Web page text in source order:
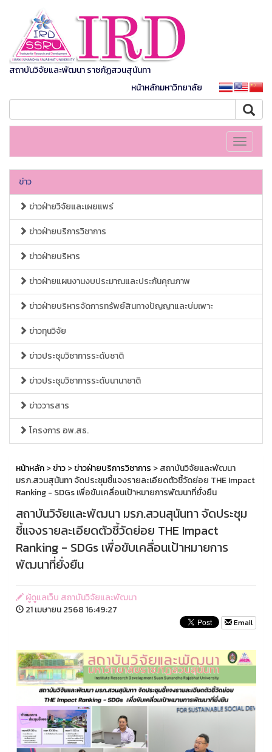
สถาบันวิจัยและพัฒนา ราชภัฏสวนสุนันทา
หน้าหลักมหาวิทยาลัย
Toggle
ข่าว
ข่าวฝ่ายวิจัยและเผยแพร่
ข่าวฝ่ายบริการวิชาการ
ข่าวฝ่ายบริหาร
ข่าวฝ่ายแผนงานงบประมาณและประกันคุณภาพ
ข่าวฝ่ายบริหารจัดการทรัพย์สินทางปัญญาและบ่มเพาะ
ข่าวทุนวิจัย
ข่าวประชุมวิชาการระดับชาติ
ข่าวประชุมวิชาการระดับนานาชาติ
ข่าววารสาร
โครงการ อพ.สธ.
หน้าหลัก>ข่าว>ข่าวฝ่ายบริการวิชาการ > สถาบันวิจัยและพัฒนา
มรภ.สวนสุนันทา จัดประชุมชี้แจงรายละเอียดตัวชี้วัดย่อย THE Impact
Ranking - SDGs เพื่อขับเคลื่อนเป้าหมายการพัฒนาที่ยั่งยืน
สถาบันวิจัยและพัฒนา มรภ.สวนสุนันทา จัดประชุม
ชี้แจงรายละเอียดตัวชี้วัดย่อย THE Impact
Ranking - SDGs เพื่อขับเคลื่อนเป้าหมายการ
พัฒนาที่ยั่งยืน
ผู้ดูแลเว็บ สถาบันวิจัยและพัฒนา
21 เมษายน 2568 16:49:27
Email